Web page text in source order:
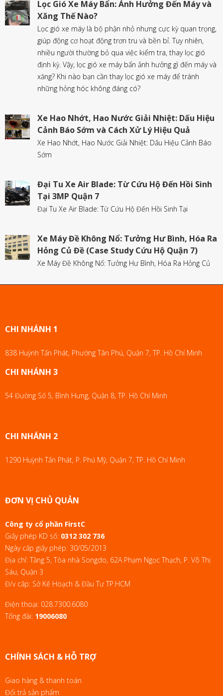
Lọc Gió Xe Máy Bẩn: Ảnh Hưởng Đến Máy và
Xăng Thế Nào?
Lọc gió xe máy là bộ phận nhỏ nhưng cực kỳ quan trọng,
giúp động cơ hoạt động trơn tru và bền bỉ. Tuy nhiên,
nhiều người thường bỏ qua việc kiểm tra, thay lọc gió
định kỳ. Vậy, lọc gió xe máy bẩn ảnh hưởng gì đến máy và
xăng? Khi nào bạn cần thay lọc gió xe máy để tránh
những hỏng hóc không đáng có?
Xe Hao Nhớt, Hao Nước Giải Nhiệt: Dấu Hiệu
Cảnh Báo Sớm và Cách Xử Lý Hiệu Quả
Xe Hao Nhớt, Hao Nước Giải Nhiệt: Dấu Hiệu Cảnh Báo
Sớm
Đại Tu Xe Air Blade: Từ Cứu Hộ Đến Hồi Sinh
Tại 3MP Quận 7
Đại Tu Xe Air Blade: Từ Cứu Hộ Đến Hồi Sinh Tại
Xe Máy Đề Không Nổ: Tưởng Hư Bình, Hóa Ra
Hỏng Củ Đề (Case Study Cứu Hộ Quận 7)
Xe Máy Đề Không Nổ: Tưởng Hư Bình, Hóa Ra Hỏng Củ
CHI NHÁNH 1
838 Huỳnh Tấn Phát, Phường Tân Phú, Quận 7, TP. Hồ Chí Minh
CHI NHÁNH 3
54 Đường Số 5, Bình Hưng, Quận 8, TP. Hồ Chí Minh
CHI NHÁNH 2
1290 Huỳnh Tấn Phát, P. Phú Mỹ, Quận 7, TP. Hồ Chí Minh
ĐƠN VỊ CHỦ QUẢN
Công ty cổ phần FirstC
Giấy phép KD số: 0312 302 736
Ngày cấp giấy phép: 30/05/2013
Địa chỉ: Tầng 5, Tòa nhà Songdo, 62A Phạm Ngọc Thạch, P. Võ Thị
Sáu, Quận 3
Đ/v cấp: Sở Kế Hoạch & Đầu Tư TP.HCM
Điện thoại: 028.7300.6080
Tổng đài: 19006080
CHÍNH SÁCH & HỖ TRỢ
Giao hàng & thanh toán
Đổi trả sản phẩm